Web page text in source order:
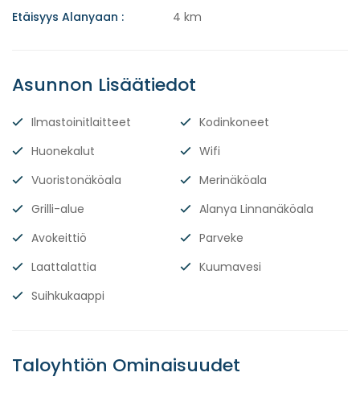
Etäisyys Alanyaan :
4 km
Asunnon Lisäätiedot
Ilmastoinitlaitteet
Kodinkoneet
Huonekalut
Wifi
Vuoristonäköala
Merinäköala
Grilli-alue
Alanya Linnanäköala
Avokeittiö
Parveke
Laattalattia
Kuumavesi
Suihkukaappi
Taloyhtiön Ominaisuudet